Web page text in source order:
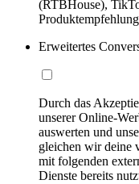
(RTBHouse),
Erweitertes
Durch das
unserer Online-
auswerten und
gleichen wir deine
mit folgenden
Dienste bereits